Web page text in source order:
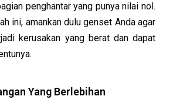
penghantar yang punya nilai nol.
ini, amankan dulu genset Anda agar
kerusakan yang berat dan dapat
Yang Berlebihan